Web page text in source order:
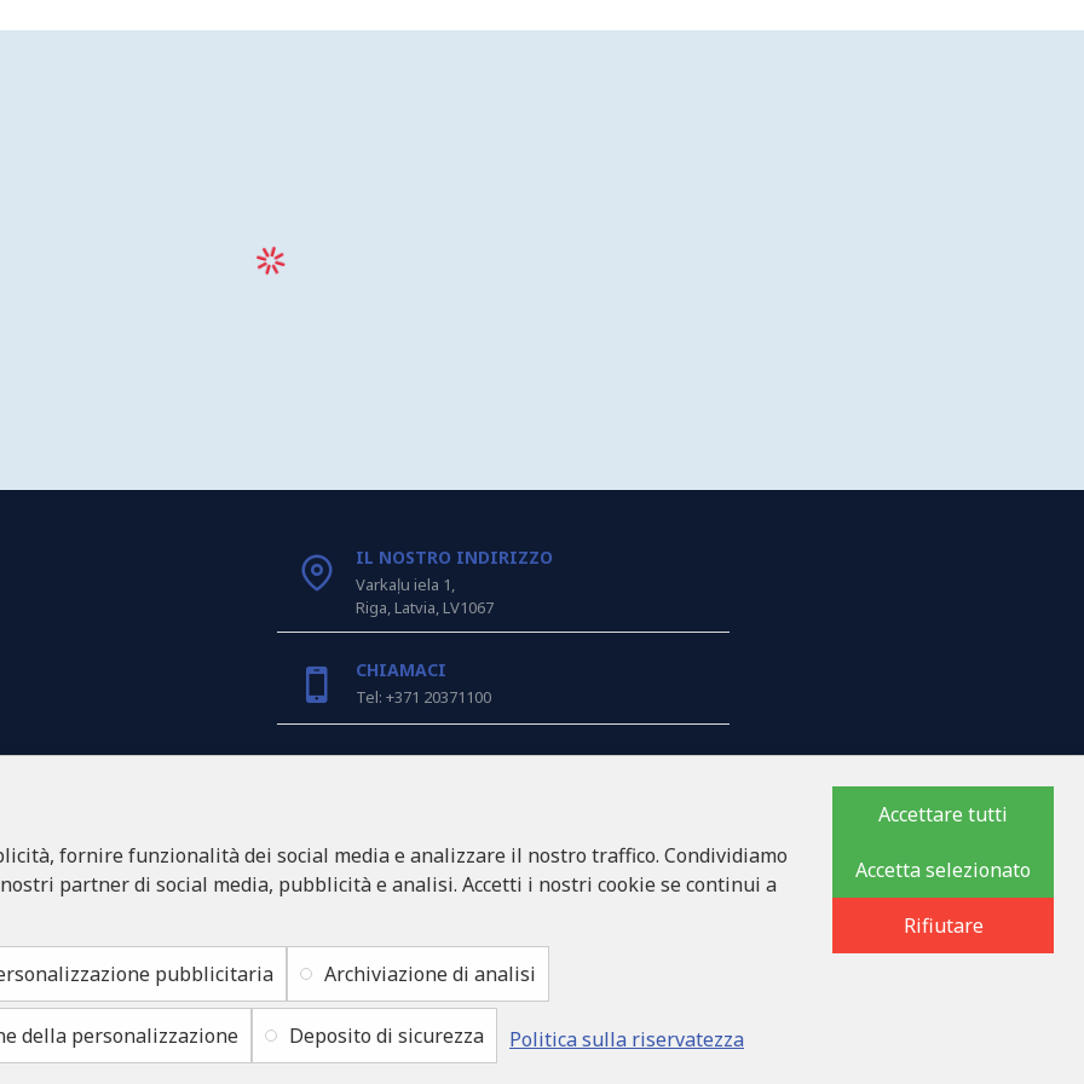
IL NOSTRO INDIRIZZO
Varkaļu iela 1,
Riga, Latvia, LV1067
CHIAMACI
Tel: +371 20371100
INFO@LUKONS.COM
DETTAGLI DELLA COMPAGNIA
RITONE SIA
Sede legale: Rīga, Zasulauka iela 32 - 7, LV-1046
fornire funzionalità dei social media e analizzare il nostro traffico. Condividiamo
partner di social media, pubblicità e analisi. Accetti i nostri cookie se continui a
pubblicitaria Archiviazione di analisi
della personalizzazione Deposito di sicurezza Politica sulla riservatezza
Accettare tutti
Accetta selezionato
Rifiutare